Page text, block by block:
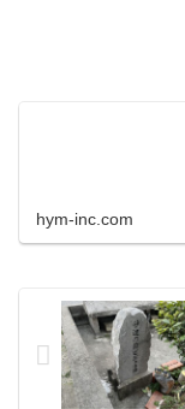
hym-inc.com